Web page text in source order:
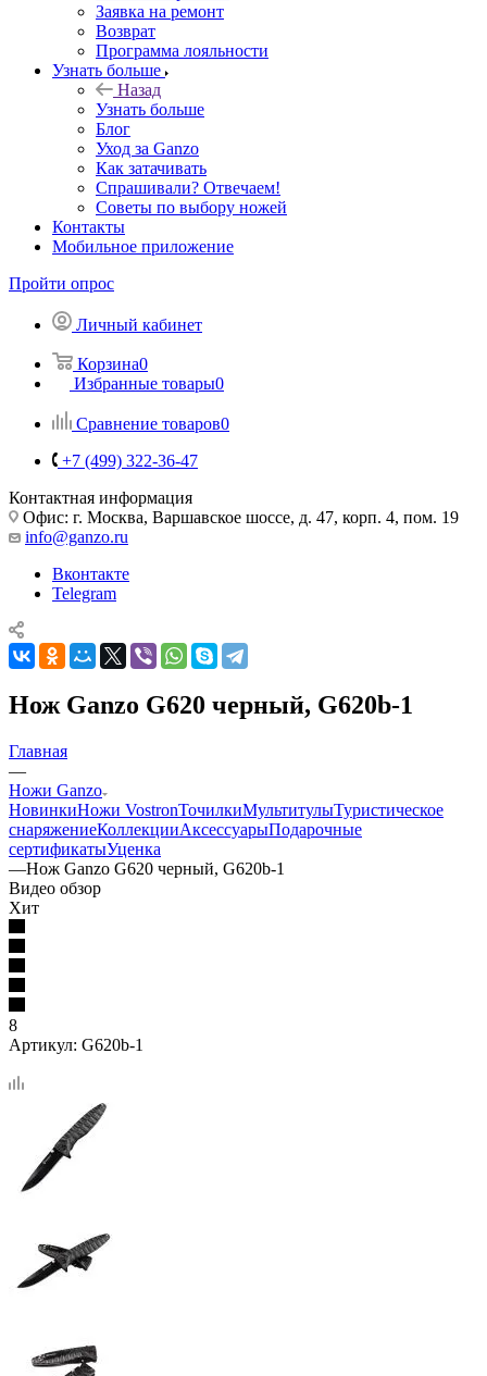
Заявка на ремонт
Возврат
Программа лояльности
Узнать больше
Назад
Узнать больше
Блог
Уход за Ganzo
Как затачивать
Спрашивали? Отвечаем!
Советы по выбору ножей
Контакты
Мобильное приложение
Пройти опрос
Личный кабинет
Корзина0
Избранные товары0
Сравнение товаров0
+7 (499) 322-36-47
Контактная информация
Офис: г. Москва, Варшавское шоссе, д. 47, корп. 4, пом. 19
info@ganzo.ru
Вконтакте
Telegram
Нож Ganzo G620 черный, G620b-1
Главная
—
Ножи Ganzo
НовинкиНожи VostronТочилкиМультитулыТуристическое
снаряжениеКоллекцииАксессуарыПодарочные
сертификатыУценка
—Нож Ganzo G620 черный, G620b-1
Видео обзор
Хит
8
Артикул: G620b-1